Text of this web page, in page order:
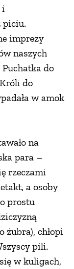
i
piciu.
imprezy
naszych
do
do
w amok
na
para –
rzeczami
a osoby
prostu
żubra), chłopi
pili.
w kuligach,